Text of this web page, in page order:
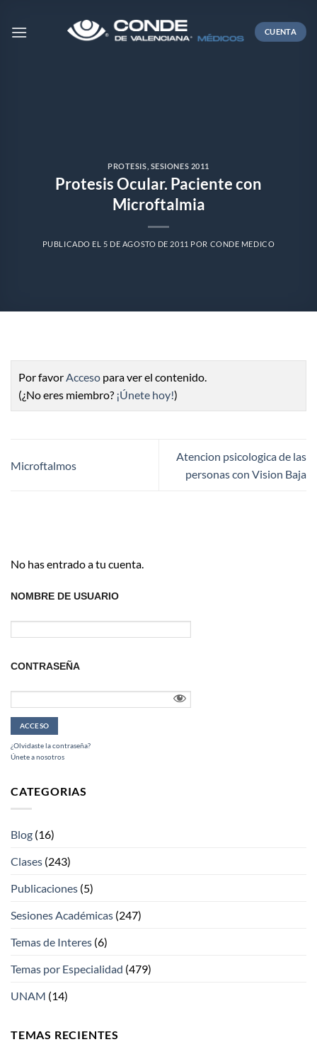
CUENTA
PROTESIS SESIONES 2011
Protesis Ocular. Paciente con
Microftalmia
PUBLICADO EL 5 DE AGOSTO DE 2011 POR CONDE MEDICO
Por favorAcceso para ver el contenido.
(¿No eres miembro? ¡Únete hoy!)
Microftalmos
Atencion psicologica de las
personas con Vision Baja
No has entrado a tu cuenta.
NOMBRE DE USUARIO
CONTRASEÑA
¿Olvidaste la contraseña?
Únete a nosotros
CATEGORIAS
Blog (16)
Clases (243)
Publicaciones (5)
Sesiones Académicas (247)
Temas de Interes (6)
Temas por Especialidad (479)
UNAM (14)
TEMAS RECIENTES